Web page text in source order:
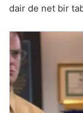
dair de net bir